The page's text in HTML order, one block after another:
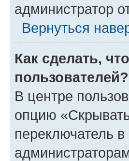
администратор
Вернуться
Как сделать,
пользователей?
В центре
опцию
переключатель